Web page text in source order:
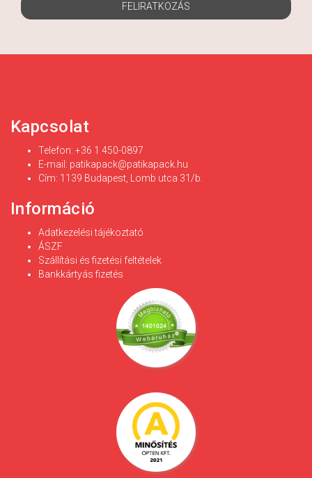
FELIRATKOZÁS
Kapcsolat
Telefon: +36 1 450-0897
E-mail: patikapack@patikapack.hu
Cím: 1139 Budapest, Lomb utca 31/b.
Információ
Adatkezelési tájékoztató
ÁSZF
Szállítási és fizetési feltételek
Bankkártyás fizetés